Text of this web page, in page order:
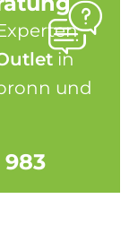
in
und
983